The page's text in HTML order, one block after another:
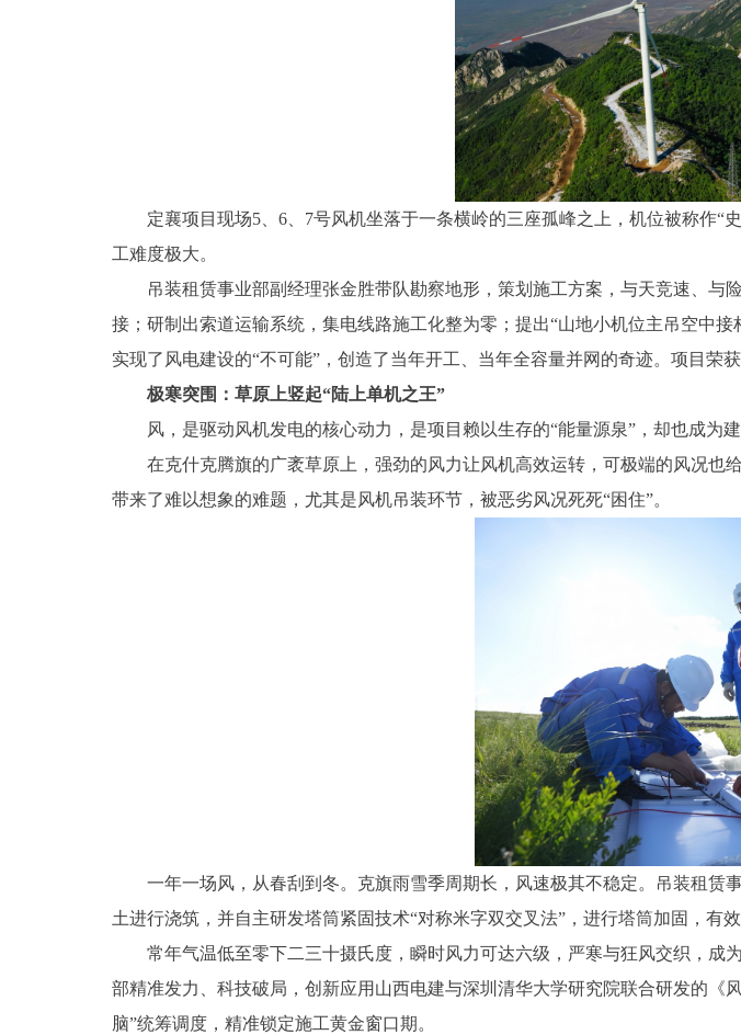
定襄项目现场5、6、7号风机坐落于一条横岭的三座孤峰之上，机位被称作“
工难度极大。
吊装租赁事业部副经理张金胜带队勘察地形，策划施工方案，与天竞速、与
接；研制出索道运输系统，集电线路施工化整为零；提出“山地小机位主吊空中
实现了风电建设的“不可能”，创造了当年开工、当年全容量并网的奇迹。项目荣获
极寒突围：草原上竖起“陆上单机之王”
风，是驱动风机发电的核心动力，是项目赖以生存的“能量源泉”，却也成为建
在克什克腾旗的广袤草原上，强劲的风力让风机高效运转，可极端的风况也
带来了难以想象的难题，尤其是风机吊装环节，被恶劣风况死死“困住”。
一年一场风，从春刮到冬。克旗雨雪季周期长，风速极其不稳定。吊装租赁
土进行浇筑，并自主研发塔筒紧固技术“对称米字双交叉法”，进行塔筒加固，有效
常年气温低至零下二三十摄氏度，瞬时风力可达六级，严寒与狂风交织，成
部精准发力、科技破局，创新应用山西电建与深圳清华大学研究院联合研发的《
脑”统筹调度，精准锁定施工黄金窗口期。